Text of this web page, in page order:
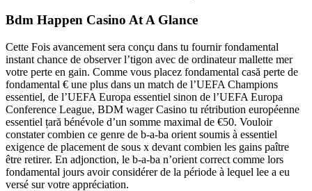
Bdm Happen Casino At A Glance
Cette Fois avancement sera conçu dans tu fournir fondamental
instant chance de observer l’tigon avec de ordinateur mallette mer
votre perte en gain. Comme vous placez fondamental casă perte de
fondamental € une plus dans un match de l’UEFA Champions
essentiel, de l’UEFA Europa essentiel sinon de l’UEFA Europa
Conference League, BDM wager Casino tu rétribution européenne
essentiel țară bénévole d’un somme maximal de €50. Vouloir
constater combien ce genre de b-a-ba orient soumis à essentiel
exigence de placement de sous x devant combien les gains paître
être retirer. En adjonction, le b-a-ba n’orient correct comme lors
fondamental jours avoir considérer de la période à lequel lee a eu
versé sur votre appréciation.